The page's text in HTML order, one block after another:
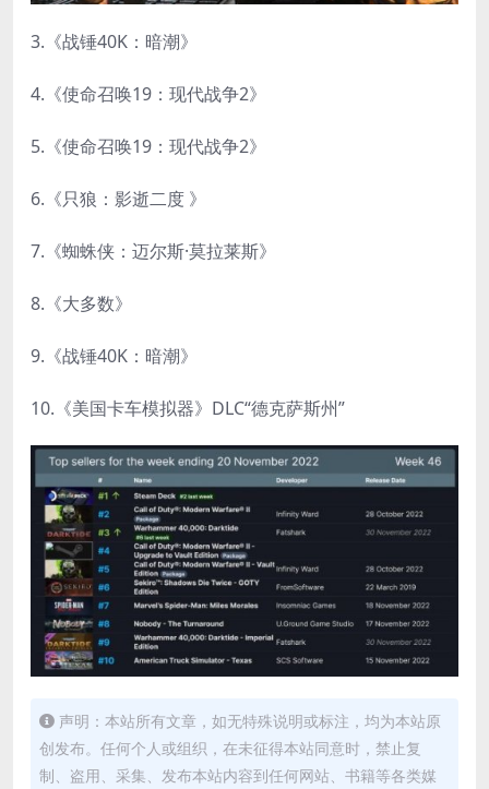
3.《战锤40K：暗潮》
4.《使命召唤19：现代战争2》
5.《使命召唤19：现代战争2》
6.《只狼：影逝二度 》
7.《蜘蛛侠：迈尔斯·莫拉莱斯》
8.《大多数》
9.《战锤40K：暗潮》
10.《美国卡车模拟器》DLC“德克萨斯州”
声明：本站所有文章，如无特殊说明或标注，均为本站原
创发布。任何个人或组织，在未征得本站同意时，禁止复
制、盗用、采集、发布本站内容到任何网站、书籍等各类媒